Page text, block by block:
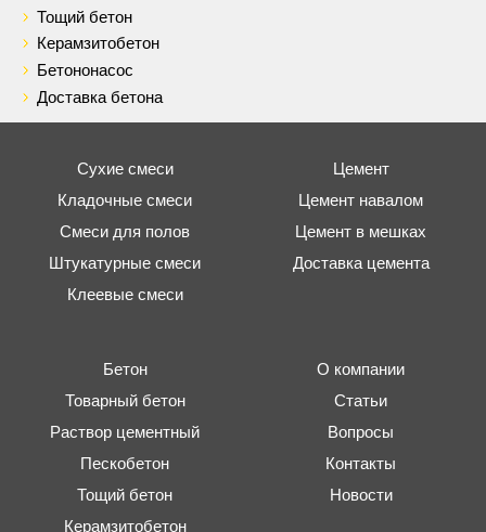
Тощий бетон
Керамзитобетон
Бетононасос
Доставка бетона
Сухие смеси
Кладочные смеси
Смеси для полов
Штукатурные смеси
Клеевые смеси
Цемент
Цемент навалом
Цемент в мешках
Доставка цемента
Бетон
Товарный бетон
Раствор цементный
Пескобетон
Тощий бетон
Керамзитобетон
О компании
Статьи
Вопросы
Контакты
Новости